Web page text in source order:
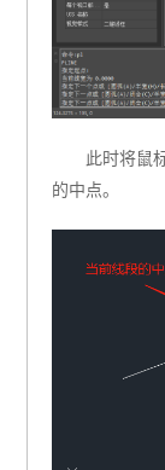
此时将鼠
的中点。